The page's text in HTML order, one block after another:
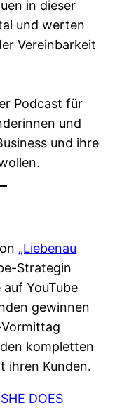
in dieser
und werten
Vereinbarkeit
Podcast für
und
und ihre
„Liebenau
Strategin
YouTube
gewinnen
kompletten
ihren Kunden.
DOES